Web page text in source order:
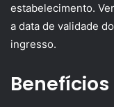
estabelecimento.
a data de validade
ingresso.